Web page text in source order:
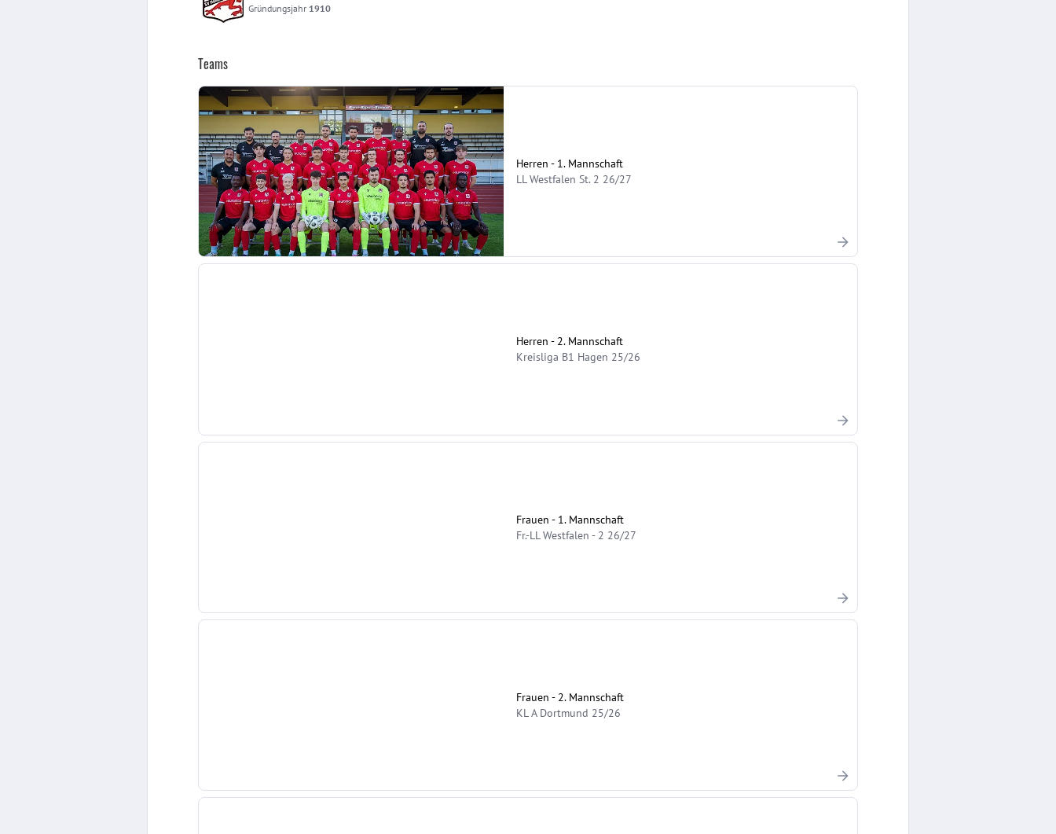
Gründungsjahr 1910
Teams
Herren - 1. Mannschaft
LL Westfalen St. 2 26/27
Herren - 2. Mannschaft
Kreisliga B1 Hagen 25/26
Frauen - 1. Mannschaft
Fr.-LL Westfalen - 2 26/27
Frauen - 2. Mannschaft
KL A Dortmund 25/26